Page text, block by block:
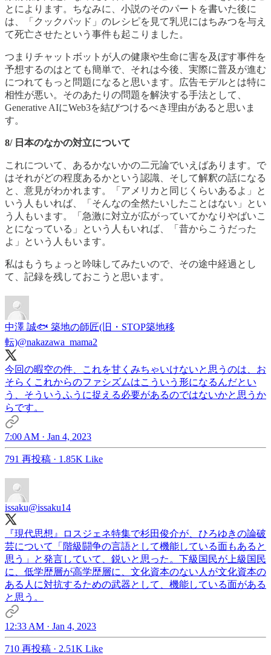
とによります。ちなみに、小説のそのパートを書いた後に
は、「クックパッド」のレシピを見て乳児にはちみつを与え
て死亡させたという事件も起こりました。
つまりチャットボットが人の健康や生命に害を及ぼす事件を
予想するのはとても簡単で、それは今後、実際に普及が進む
につれてもっと問題になると思います。広告モデルとは特に
相性が悪い。そのあたりの問題を解決する手法として、
Generative AIにWeb3を結びつけるべき理由があると思いま
す。
8/ 日本のなかの対立について
これについて、あるかないかの二元論でいえばあります。で
はそれがどの程度あるかという認識、そして解釈の話になる
と、意見がわかれます。「アメリカと同じくらいあるよ」と
いう人もいれば、「そんなの全然たいしたことはない」とい
う人もいます。「急激に対立が広がっていてかなりやばいこ
とになっている」という人もいれば、「昔からこうだった
よ」という人もいます。
私はもうちょっと吟味してみたいので、その途中経過とし
て、記録を残しておこうと思います。
中澤 誠🐟 築地の師匠(旧・STOP築地移
転)@nakazawa_mama2
今回の暇空の件、これを甘くみちゃいけないと思うのは、お
そらくこれからのファシズムはこういう形になるんだとい
う、そういうふうに捉える必要があるのではないかと思うか
らです。
7:00 AM · Jan 4, 2023
791 再投稿 · 1.85K Like
issaku@issaku14
『現代思想』ロスジェネ特集で杉田俊介が、ひろゆきの論破
芸について「階級闘争の言語として機能している面もあると
思う」と発言していて、鋭いと思った。下級国民が上級国民
に、低学歴層が高学歴層に、文化資本のない人が文化資本の
ある人に対抗するための武器として、機能している面がある
と思う。
12:33 AM · Jan 4, 2023
710 再投稿 · 2.51K Like